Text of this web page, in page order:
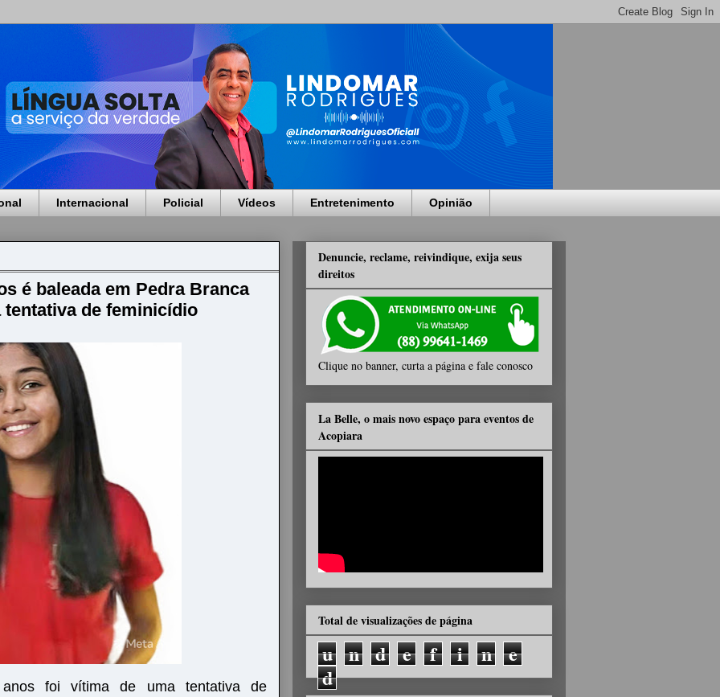
Internacional Policial Vídeos Entretenimento Opinião
é baleada em Pedra Branca
de feminicídio
foi vítima de uma tentativa de
Denuncie, reclame, reivindique, exija seus
direitos
Clique no banner, curta a página e fale conosco
La Belle, o mais novo espaço para eventos de
Acopiara
Total de visualizações de página
u n d e f i n e
d